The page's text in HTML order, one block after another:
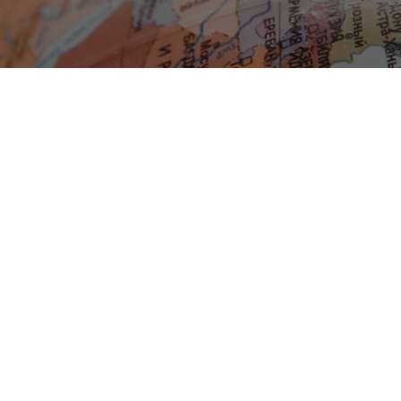
Doktorske akadem. studije